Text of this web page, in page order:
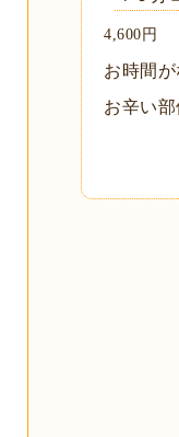
4,600円
お時間
お辛い